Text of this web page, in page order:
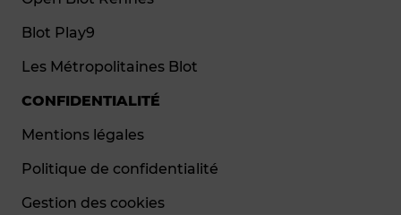
Blot Play9
Les Métropolitaines Blot
CONFIDENTIALITÉ
Mentions légales
Politique de confidentialité
Gestion des cookies